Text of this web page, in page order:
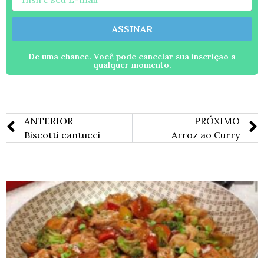
ASSINAR
De uma chance. Você pode cancelar sua inscrição a
qualquer momento.
ANTERIOR
Biscotti cantucci
PRÓXIMO
Arroz ao Curry